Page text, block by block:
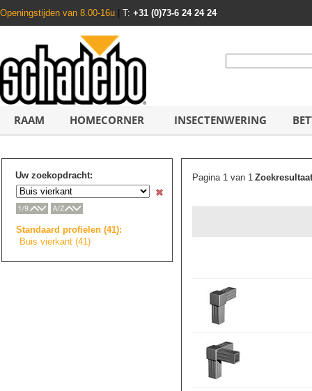
Openingstijden van 8.00-16u T: +31 (0)73-6 24 24 24
RAAM HOMECORNER INSECTENWERING
Uw zoekopdracht:
Standaard profielen (41):
Buis vierkant (41)
Pagina 1 van 1Zoekresultaat